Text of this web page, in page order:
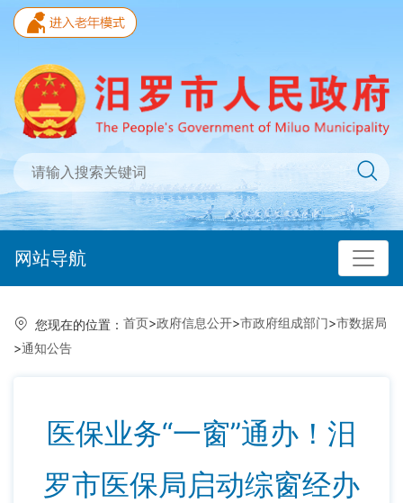
网站导航
您现在的位置： 首页>政府信息公开>市政府组成部门>市数据局
>通知公告
医保业务“一窗”通办！汨
罗市医保局启动综窗经办